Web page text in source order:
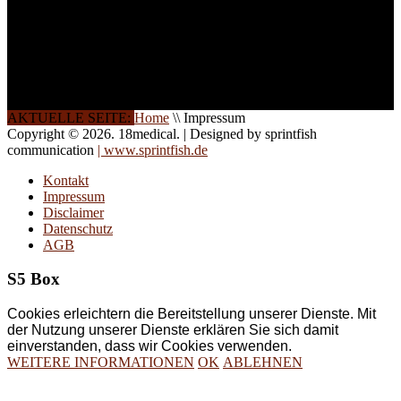
AKTUELLE SEITE: Home \\ Impressum
Copyright © 2026. 18medical. | Designed by sprintfish
communication | www.sprintfish.de
Kontakt
Impressum
Disclaimer
Datenschutz
AGB
S5 Box
Cookies erleichtern die Bereitstellung unserer Dienste. Mit
der Nutzung unserer Dienste erklären Sie sich damit
einverstanden, dass wir Cookies verwenden.
WEITERE INFORMATIONEN OK ABLEHNEN